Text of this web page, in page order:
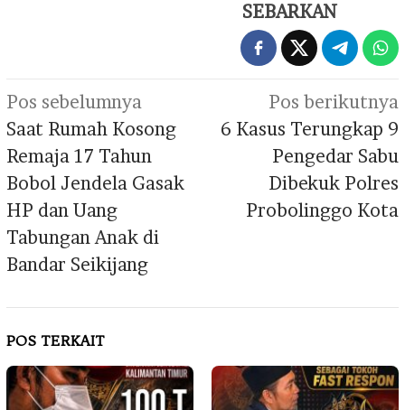
SEBARKAN
Navigasi
pos
Pos sebelumnya
Saat Rumah Kosong
Remaja 17 Tahun
Bobol Jendela Gasak
HP dan Uang
Tabungan Anak di
Bandar Seikijang
Pos berikutnya
6 Kasus Terungkap 9
Pengedar Sabu
Dibekuk Polres
Probolinggo Kota
POS TERKAIT